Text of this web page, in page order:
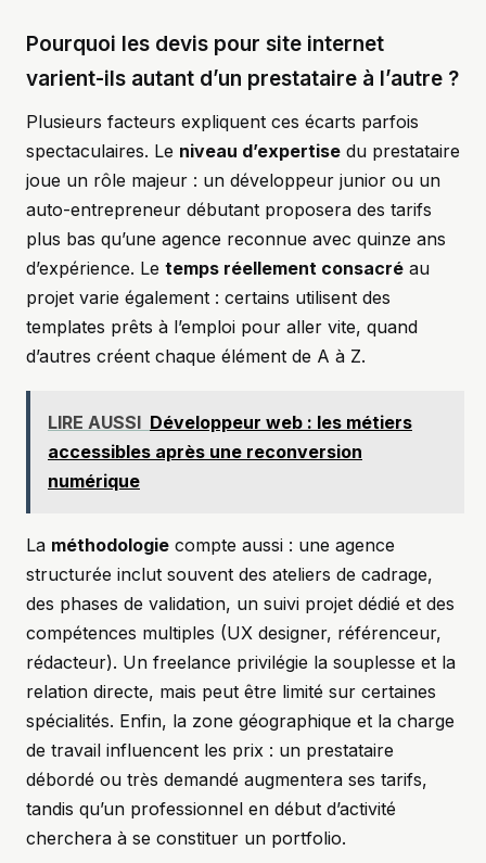
Pourquoi les devis pour site internet
varient-ils autant d’un prestataire à l’autre ?
Plusieurs facteurs expliquent ces écarts parfois
spectaculaires. Le niveau d’expertise du prestataire
joue un rôle majeur : un développeur junior ou un
auto-entrepreneur débutant proposera des tarifs
plus bas qu’une agence reconnue avec quinze ans
d’expérience. Le temps réellement consacré au
projet varie également : certains utilisent des
templates prêts à l’emploi pour aller vite, quand
d’autres créent chaque élément de A à Z.
LIRE AUSSI Développeur web : les métiers
accessibles après une reconversion
numérique
La méthodologie compte aussi : une agence
structurée inclut souvent des ateliers de cadrage,
des phases de validation, un suivi projet dédié et des
compétences multiples (UX designer, référenceur,
rédacteur). Un freelance privilégie la souplesse et la
relation directe, mais peut être limité sur certaines
spécialités. Enfin, la zone géographique et la charge
de travail influencent les prix : un prestataire
débordé ou très demandé augmentera ses tarifs,
tandis qu’un professionnel en début d’activité
cherchera à se constituer un portfolio.